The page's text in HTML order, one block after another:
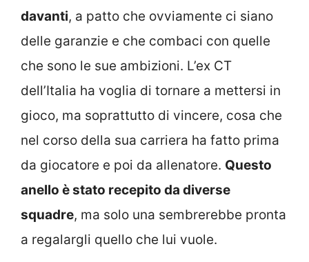
davanti, a patto che ovviamente ci siano
delle garanzie e che combaci con quelle
che sono le sue ambizioni. L’ex CT
dell’Italia ha voglia di tornare a mettersi in
gioco, ma soprattutto di vincere, cosa che
nel corso della sua carriera ha fatto prima
da giocatore e poi da allenatore. Questo
anello è stato recepito da diverse
squadre, ma solo una sembrerebbe pronta
a regalargli quello che lui vuole.